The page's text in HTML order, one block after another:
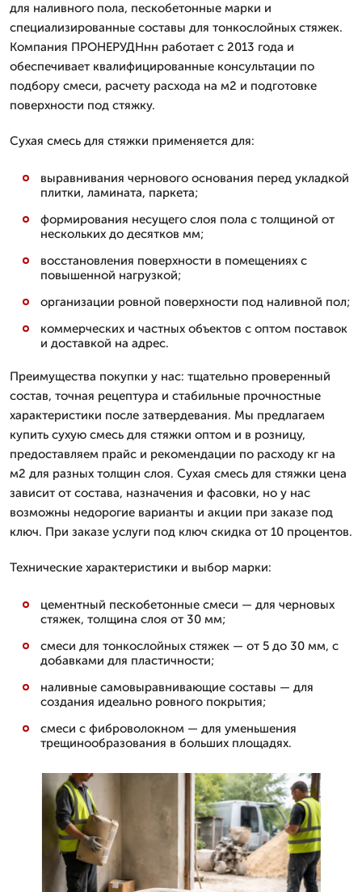
для наливного пола, пескобетонные марки и
специализированные составы для тонкослойных стяжек.
Компания ПРОНЕРУДНнн работает с 2013 года и
обеспечивает квалифицированные консультации по
подбору смеси, расчету расхода на м2 и подготовке
поверхности под стяжку.
Сухая смесь для стяжки применяется для:
выравнивания чернового основания перед укладкой
плитки, ламината, паркета;
формирования несущего слоя пола с толщиной от
нескольких до десятков мм;
восстановления поверхности в помещениях с
повышенной нагрузкой;
организации ровной поверхности под наливной пол;
коммерческих и частных объектов с оптом поставок
и доставкой на адрес.
Преимущества покупки у нас: тщательно проверенный
состав, точная рецептура и стабильные прочностные
характеристики после затвердевания. Мы предлагаем
купить сухую смесь для стяжки оптом и в розницу,
предоставляем прайс и рекомендации по расходу кг на
м2 для разных толщин слоя. Сухая смесь для стяжки цена
зависит от состава, назначения и фасовки, но у нас
возможны недорогие варианты и акции при заказе под
ключ. При заказе услуги под ключ скидка от 10 процентов.
Технические характеристики и выбор марки:
цементный пескобетонные смеси — для черновых
стяжек, толщина слоя от 30 мм;
смеси для тонкослойных стяжек — от 5 до 30 мм, с
добавками для пластичности;
наливные самовыравнивающие составы — для
создания идеально ровного покрытия;
смеси с фиброволокном — для уменьшения
трещинообразования в больших площадях.